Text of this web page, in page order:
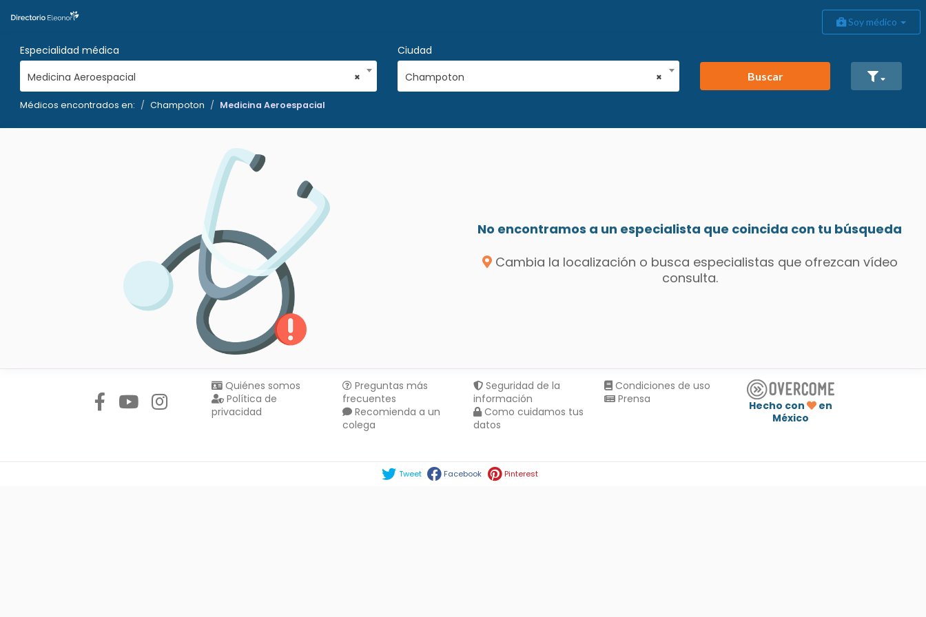
Soy médico
Especialidad médica
×
Medicina Aeroespacial
Ciudad
×
Champoton Buscar
Médicos encontrados en: Champoton Medicina Aeroespacial
No encontramos a un especialista que coincida con tu búsqueda
Cambia la localización o busca especialistas que ofrezcan vídeo
consulta.
Quiénes somos
Política de
privacidad
Preguntas más
frecuentes
Recomienda a un
colega
Seguridad de la
información
Como cuidamos tus
datos
Condiciones de uso
Prensa
Hecho con
en
México
Tweet Facebook Pinterest